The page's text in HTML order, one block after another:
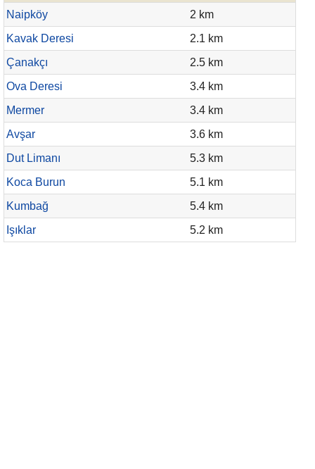
Naipköy
2 km
Kavak Deresi
2.1 km
Çanakçı
2.5 km
Ova Deresi
3.4 km
Mermer
3.4 km
Avşar
3.6 km
Dut Limanı
5.3 km
Koca Burun
5.1 km
Kumbağ
5.4 km
Işıklar
5.2 km